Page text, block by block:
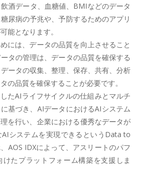
酒データ、血糖値、BMIなどのデータ
尿病の予兆や、予防するためのアプリ
能となります。
には、データの品質を向上させること
タの管理は、データの品質を確保する
ータの収集、整理、保存、共有、分析
の品質を確保することが必要です。
たAIライフサイクルの仕組みとマルチ
基づき、AIデータにおけるAIシステム
を行い、企業における優秀なデータが
システムを実現できるというData to
AOS IDXによって、アスリートのパフ
けたプラットフォーム構築を支援しま